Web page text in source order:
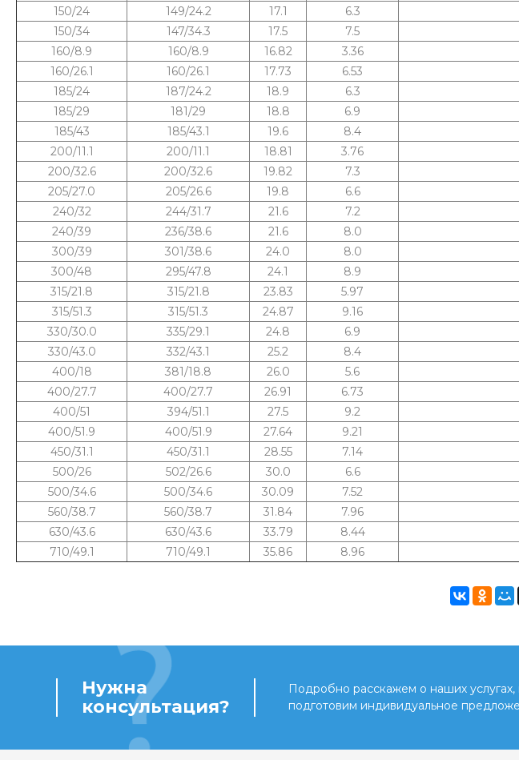
150/24
149/24.2 17.1 6.3
150/34
147/34.3 17.5 7.5
160/8.9
160/8.9 16.82 3.36
160/26.1
160/26.1 17.73 6.53
185/24
187/24.2 18.9 6.3
185/29
181/29 18.8 6.9
185/43
185/43.1 19.6 8.4
200/11.1
200/11.1 18.81 3.76
200/32.6
200/32.6 19.82 7.3
205/27.0
205/26.6 19.8 6.6
240/32
244/31.7 21.6 7.2
240/39
236/38.6 21.6 8.0
300/39
301/38.6 24.0 8.0
300/48
295/47.8 24.1 8.9
315/21.8
315/21.8 23.83 5.97
315/51.3
315/51.3 24.87 9.16
330/30.0
335/29.1 24.8 6.9
330/43.0
332/43.1 25.2 8.4
400/18
381/18.8 26.0 5.6
400/27.7
400/27.7 26.91 6.73
400/51
394/51.1 27.5 9.2
400/51.9
400/51.9 27.64 9.21
450/31.1
450/31.1 28.55 7.14
500/26
502/26.6 30.0 6.6
500/34.6
500/34.6 30.09 7.52
560/38.7
560/38.7 31.84 7.96
630/43.6
630/43.6 33.79 8.44
710/49.1
710/49.1 35.86 8.96
Нужна
консультация?
Подробно расскажем о наших услугах,
подготовим индивидуальное